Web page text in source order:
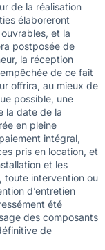
de la réalisation
élaboreront
et la
postposée de
la réception
de ce fait
offrira, au mieux de
possible, une
la date de la
en pleine
intégral,
pris en location, et
et les
toute intervention ou
d’entretien
été
des composants
de